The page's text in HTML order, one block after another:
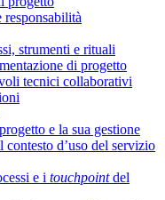
strumenti e rituali
di progetto
tecnici collaborativi
e la sua gestione
d’uso del servizio
e i touchpointdel